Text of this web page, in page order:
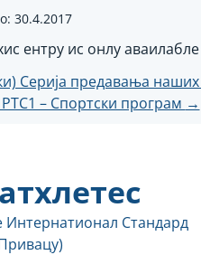
30.4.2017
ентрy ис онлy
Серија предавања
– Спортски програм →
Интернатионал Стандард